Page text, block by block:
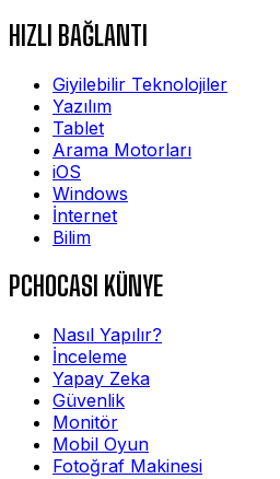
HIZLI BAĞLANTI
Giyilebilir Teknolojiler
Yazılım
Tablet
Arama Motorları
iOS
Windows
İnternet
Bilim
PCHOCASI KÜNYE
Nasıl Yapılır?
İnceleme
Yapay Zeka
Güvenlik
Monitör
Mobil Oyun
Fotoğraf Makinesi